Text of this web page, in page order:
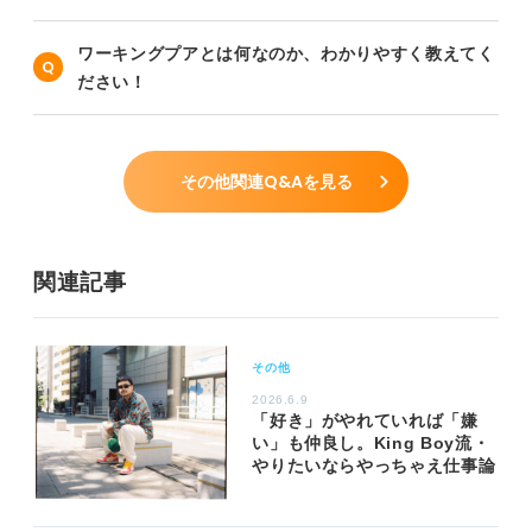
ワーキングプアとは何なのか、わかりやすく教えてく
ださい！
その他関連Q&Aを見る
関連記事
その他
2026.6.9
「好き」がやれていれば「嫌
い」も仲良し。King Boy流・
やりたいならやっちゃえ仕事論